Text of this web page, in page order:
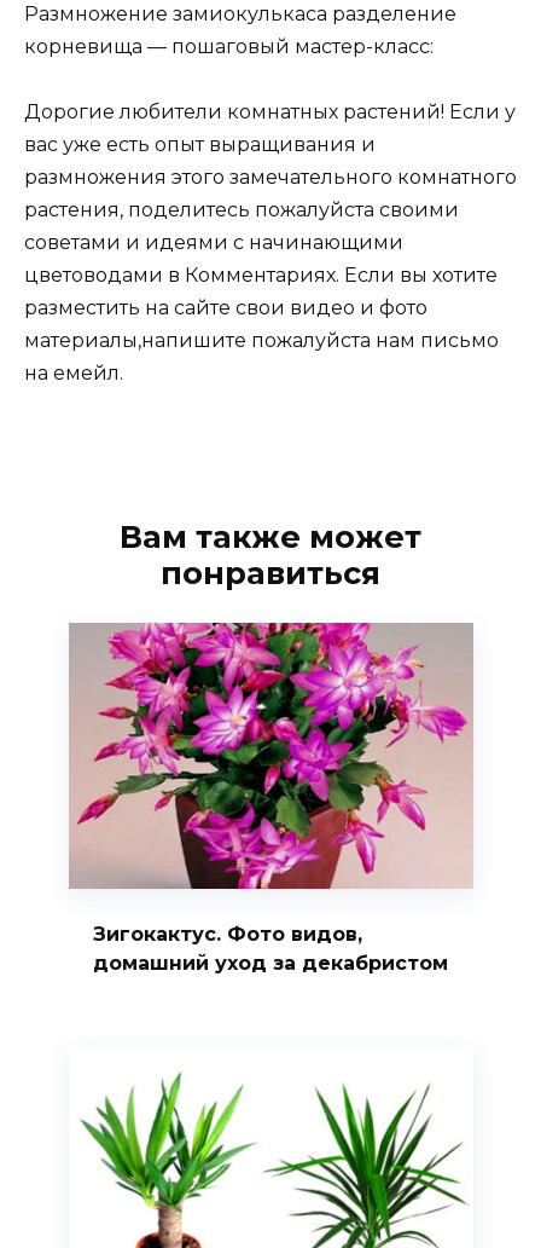
Размножение замиокулькаса разделение
корневища — пошаговый мастер-класс:
Дорогие любители комнатных растений! Если у
вас уже есть опыт выращивания и
размножения этого замечательного комнатного
растения, поделитесь пожалуйста своими
советами и идеями с начинающими
цветоводами в Комментариях. Если вы хотите
разместить на сайте свои видео и фото
материалы,напишите пожалуйста нам письмо
на емейл.
Вам также может
понравиться
Зигокактус. Фото видов,
домашний уход за декабристом